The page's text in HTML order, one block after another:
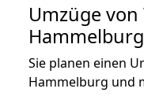
Umzüge
Sie planen einen
Hammelburg und